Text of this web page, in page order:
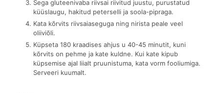
Sega gluteenivaba riivsai riivitud juustu, purustatud
küüslaugu, hakitud peterselli ja soola-pipraga.
Kata kõrvits riivsaiaseguga ning nirista peale veel
oliiviõli.
Küpseta 180 kraadises ahjus u 40-45 minutit, kuni
kõrvits on pehme ja kate kuldne. Kui kate kipub
küpsemise ajal liialt pruunistuma, kata vorm fooliumiga.
Serveeri kuumalt.